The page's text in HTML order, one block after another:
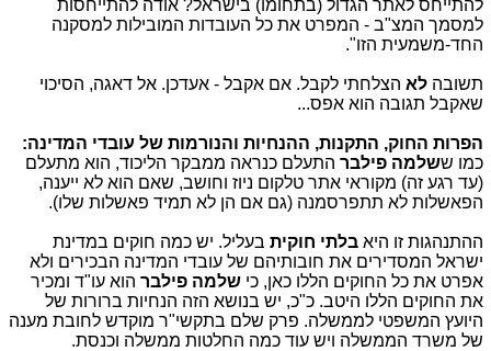
להתייחס לאתר הגדול (בתחומו) בישראל? אודה להתייחסות
למסמך המצ"ב - המפרט את כל העובדות המובילות למסקנה
החד-משמעית הזו".
תשובה לא הצלחתי לקבל. אם אקבל - אעדכן. אל דאגה, הסיכוי
שאקבל תגובה הוא אפס...
הפרות החוק, התקנות, ההנחיות והנורמות של עובדי המדינה:
כמו ששלמה פילבר התעלם כנראה ממבקר הליכוד, הוא מתעלם
(עד רגע זה) מקוראי אתר טלקום ניוז וחושב, שאם הוא לא ייענה,
הפאשלות לא תתפרסמנה (גם אם הן לא תמיד פאשלות שלו).
ההתנהגות זו היא בלתי חוקית בעליל. יש כמה חוקים במדינת
ישראל המסדירים את חובותיהם של עובדי המדינה הבכירים ולא
אפרט את כל החוקים הללו כאן, כי שלמה פילבר הוא עו"ד ומכיר
את החוקים הללו היטב. כ"כ, יש בנושא הזה הנחיות ברורות של
היועץ המשפטי לממשלה. פרק שלם בתקשי"ר מוקדש לחובת מענה
של משרד הממשלה ויש עוד כמה החלטות ממשלה וכנסת.